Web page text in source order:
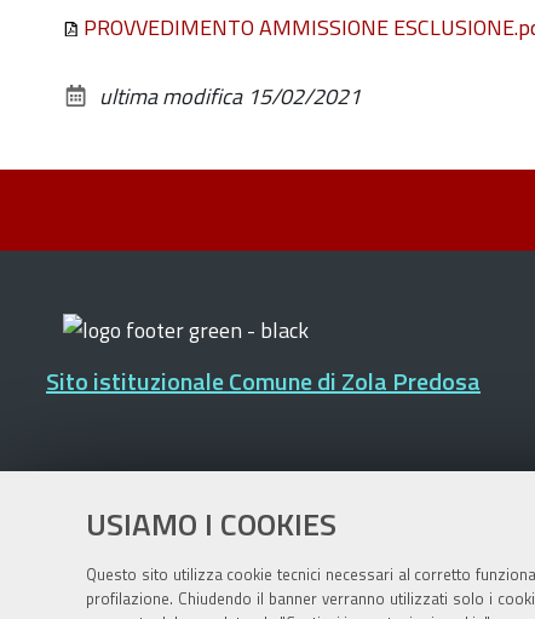
USIAMO I COOKIES
Questo sito utilizza cookie tecnici necessari al corretto
profilazione. Chiudendo il banner verranno utilizzati solo i
PROVVEDIMENTO AMMISSIONE
ultima modifica 15/02/2021
Sito istituzionale Comune di Zola Predosa